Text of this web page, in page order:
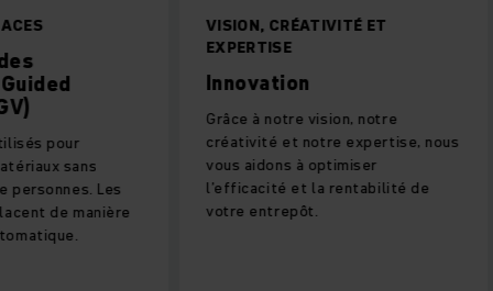
pour
sans
personnes. Les
de manière
VISION, CRÉATIVITÉ ET
EXPERTISE
Innovation
Grâce à notre vision, notre
créativité et notre expertise, nous
vous aidons à optimiser
l’efficacité et la rentabilité de
votre entrepôt.